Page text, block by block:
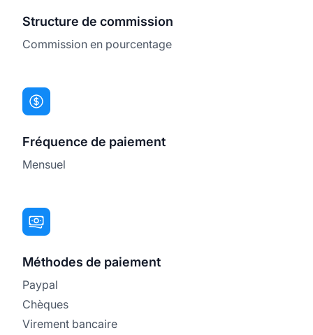
Structure de commission
Commission en pourcentage
Fréquence de paiement
Mensuel
Méthodes de paiement
Paypal
Chèques
Virement bancaire